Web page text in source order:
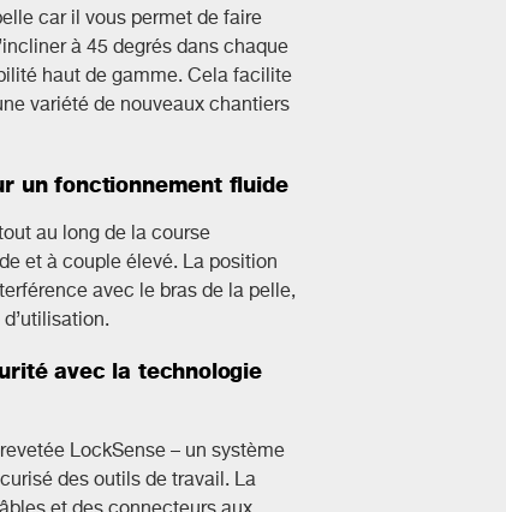
car il vous permet de faire
à 45 degrés dans chaque
haut de gamme. Cela facilite
variété de nouveaux chantiers
un fonctionnement fluide
au long de la course
et à couple élevé. La position
avec le bras de la pelle,
avec la technologie
LockSense – un système
des outils de travail. La
et des connecteurs aux